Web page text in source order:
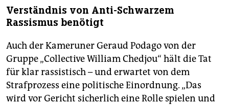
Verständnis von Anti-Schwarzem
Rassismus benötigt
Auch der Kameruner Geraud Podago von der
Gruppe „Collective William Chedjou“ hält die Tat
für klar rassistisch – und erwartet von dem
Strafprozess eine politische Einordnung. „Das
wird vor Gericht sicherlich eine Rolle spielen und